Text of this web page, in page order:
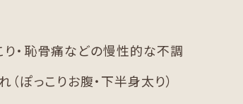
り・恥骨痛などの慢性的な不調
（ぽっこりお腹・下半身太り）